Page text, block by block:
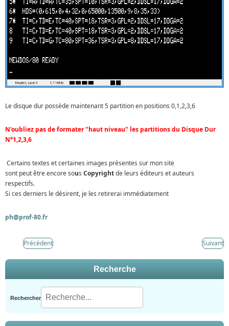
Le disque dur possède maintenant 5 partition en positions 0,1,2,3,6
N'oubliez pas de formater "haut niveau" les partitions du Disque Dur
N°1,2,3,6
Certains textes et certaines images présentes sur mon site
sont peut être encore sous Copyrightde leurs éditeurs et auteurs
respectifs.
Si ces derniers le désirent, je les retirerai immédiatement
ph@prof-80.fr
Précédent Suivant
Recherche
Rechercher